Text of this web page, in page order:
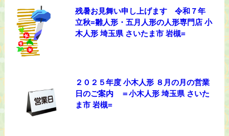
残暑お見舞い申し上げます 令和７年
立秋=雛人形・五月人形の人形専門店 小
木人形 埼玉県 さいたま市 岩槻=
２０２５年度 小木人形 ８月の月の営業
日のご案内 ＝小木人形 埼玉県 さいた
ま市 岩槻=